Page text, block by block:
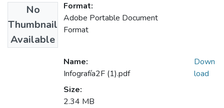
No
Thumbnail
Available
Format:
Adobe Portable Document
Format
Name:
Infografía2F (1).pdf
Size:
2.34 MB
Down
load